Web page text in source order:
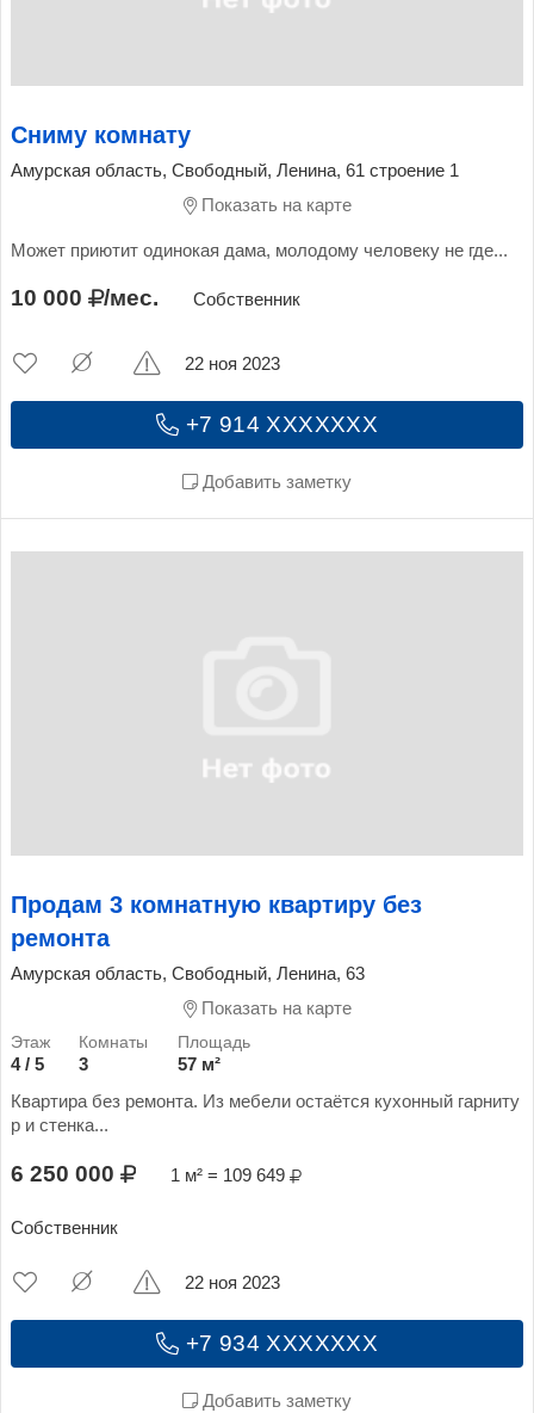
Сниму комнату
Амурская область, Свободный, Ленина, 61 строение 1
Показать на карте
Может приютит одинокая дама, молодому человеку не где...
10 000 /мес. Собственник
+7 914 XXXXXXX
Добавить заметку
22 ноя 2023
Продам 3 комнатную квартиру без
ремонта
Амурская область, Свободный, Ленина, 63
Показать на карте
4 / 5 3
57 м²
Квартира без ремонта. Из мебели остаётся кухонный гарниту
р и стенка...
6 250 000 1 м² = 109 649
Собственник
+7 934 XXXXXXX
Добавить заметку
22 ноя 2023